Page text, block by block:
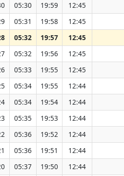
05:30 19:59 12:45
05:31 19:58 12:45
05:32 19:57 12:45
05:32 19:56 12:45
05:33 19:55 12:45
05:34 19:55 12:44
05:34 19:54 12:44
05:35 19:53 12:44
05:36 19:52 12:44
05:36 19:51 12:44
05:37 19:50 12:44